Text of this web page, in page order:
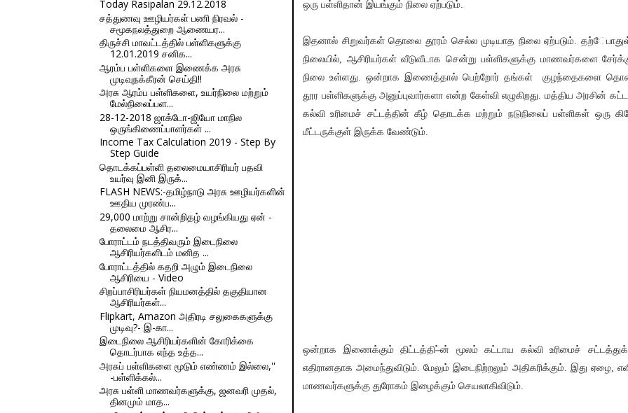
Today Rasipalan 29.12.2018
சத்துணவு ஊழியர்கள் பணி நிரவல் -
சமூகநலத்துறை ஆணையர...
திருச்சி மாவட்டத்தில் பள்ளிகளுக்கு
12.01.2019 சனிக...
ஆரம்ப பள்ளிகளை இணைக்க அரசு
முடிவுநக்கீரன் செய்தி!!
அரசு ஆரம்ப பள்ளிகளை, உயர்நிலை மற்றும்
மேல்நிலைப்பள...
28-12-2018 ஜாக்டோ-ஜியோ மாநில
ஒருங்கிணைப்பாளர்கள் ...
Income Tax Calculation 2019 - Step By
Step Guide
தொடக்கப்பள்ளி தலைமையாசிரியர் பதவி
உயர்வு இனி இருக்...
FLASH NEWS:-தமிழ்நாடு அரசு ஊழியர்களின்
ஊதிய முரண்ப...
29,000 மாற்று சான்றிதழ் வழங்கியது ஏன் -
தலைமை ஆசிர...
போராட்டம் நடத்திவரும் இடைநிலை
ஆசிரியர்களிடம் மனித ...
போராட்டத்தில் கதறி அழும் இடைநிலை
ஆசிரியை - Video
சிறப்பாசிரியர்கள் நியமனத்தில் தகுதியான
ஆசிரியர்கள்...
Flipkart, Amazon அதிரடி சலுகைகளுக்கு
முடிவு?- இ-கா...
இடைநிலை ஆசிரியர்களின் கோரிக்கை
தொடர்பாக எந்த உத்த...
அரசுப் பள்ளிகளை மூடும் எண்ணம் இல்லை,''
-பள்ளிக்கல்...
அரசு பள்ளி மாணவர்களுக்கு, ஜனவரி முதல்,
தினமும் மாத...
ஒரு பள்ளிதான் இயங்கும் நிலை ஏற்படும்.
இதனால் சிறுவர்கள் தொலை தூரம் செல்ல முடியாத நிலை ஏற்படும்.
நிலையில், ஆசிரியர்கள் வீடுவீடாக சென்று பள்ளிகளுக்கு மாணவர்களை
நிலை உள்ளது. ஒன்றாக இணைத்தால் பெற்றோர் தங்கள் குழந்தைகளை
தூர பள்ளிகளுக்கு அனுப்புவார்களா என்ற கேள்வி எழுகிறது. மத்திய அரசின்
கல்வி உரிமைச் சட்டத்தின் கீழ் தொடக்க மற்றும் நடுநிலைப் பள்ளிகள் ஒரு
மீட்டருக்குள் இருக்க வேண்டும்.
ஒன்றாக இணைக்கும் திட்டத்தி–்ன் மூலம் கட்டாய கல்வி உரிமைச்
எதிரானதாக அமைந்துவிடும். மேலும் இடைநிற்றலும் அதிகரிக்கும். இது ஏழை,
மாணவர்களுக்கு துரோகம் இழைக்கும் செயலாகிவிடும்.